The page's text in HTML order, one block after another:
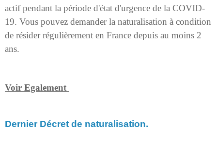
actif pendant la période d'état d'urgence de la COVID-
19. Vous pouvez demander la naturalisation à condition
de résider régulièrement en France depuis au moins 2
ans.
Voir Egalement
Dernier Décret de naturalisation.